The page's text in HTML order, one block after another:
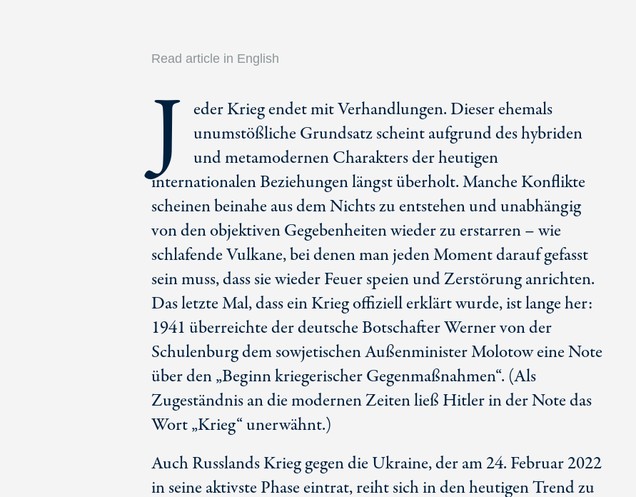
Read article in English
J eder Krieg endet mit Verhandlungen. Dieser ehemals
unumstößliche Grundsatz scheint aufgrund des hybriden
und metamodernen Charakters der heutigen
internationalen Beziehungen längst überholt. Manche Konflikte
scheinen beinahe aus dem Nichts zu entstehen und unabhängig
von den objektiven Gegebenheiten wieder zu erstarren – wie
schlafende Vulkane, bei denen man jeden Moment darauf gefasst
sein muss, dass sie wieder Feuer speien und Zerstörung anrichten.
Das letzte Mal, dass ein Krieg offiziell erklärt wurde, ist lange her:
1941 überreichte der deutsche Botschafter Werner von der
Schulenburg dem sowjetischen Außenminister Molotow eine Note
über den „Beginn kriegerischer Gegenmaßnahmen“. (Als
Zugeständnis an die modernen Zeiten ließ Hitler in der Note das
Wort „Krieg“ unerwähnt.)
Auch Russlands Krieg gegen die Ukraine, der am 24. Februar 2022
in seine aktivste Phase eintrat, reiht sich in den heutigen Trend zu